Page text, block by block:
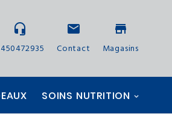
headset_mic email
Contact
store
Magasins
SOINS NUTRITION